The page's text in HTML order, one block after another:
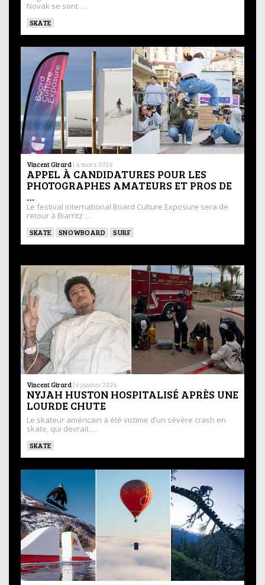
Novak se sont …
SKATE
Vincent Girard | 4 mars 2026
APPEL À CANDIDATURES POUR LES
PHOTOGRAPHES AMATEURS ET PROS DE
…
Le festival international Board Culture Exposure sera de
retour à Biarritz …
SKATE SNOWBOARD SURF
Vincent Girard | 6 janvier 2026
NYJAH HUSTON HOSPITALISÉ APRÈS UNE
LOURDE CHUTE
Le skateur américain a été victime d’un sévère crash en
skate, qui devrait …
SKATE